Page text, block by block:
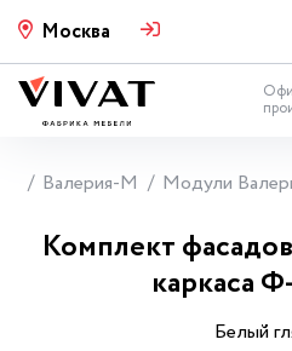
Москва
Валерия-М Модули
Комплект
каркаса
Белый